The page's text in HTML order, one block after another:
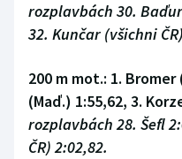
rozplavbách 30.
32. Kunčar (všichni
200 m mot.: 1. Bromer
(Maď.) 1:55,62, 3.
rozplavbách 28. Šefl
ČR) 2:02,82.